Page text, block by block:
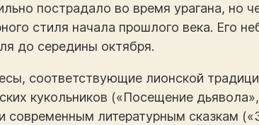
пострадало во время урагана, но
стиля начала прошлого века. Его
до середины октября.
соответствующие лионской
кукольников («Посещение
современным литературным сказкам